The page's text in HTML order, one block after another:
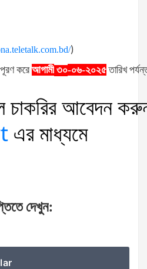
)
পূরণ করে আগামী ৩০-০৬-২০২৫ তারিখ
চাকরির আবেদন
এর মাধ্যমে
দেখুন: